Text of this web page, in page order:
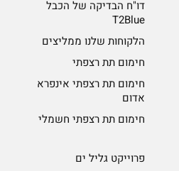
דו"ח הבדיקה של הכבל
T2Blue
הלקוחות שלנו ממליצים
חימום תת רצפתי
חימום תת רצפתי אינפרא
אדום
חימום תת רצפתי חשמלי
פרוייקט גליל ים